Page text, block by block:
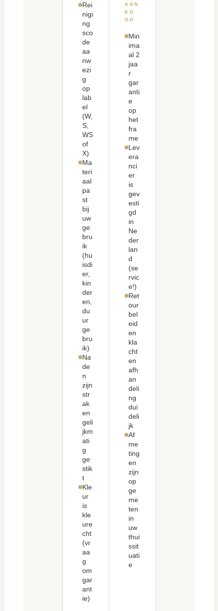
Rei
nigi
ng
sco
de
aa
nw
ezi
g
op
lab
el
(W,
S,
WS
of
X)
Ma
teri
aal
pa
st
bij
uw
ge
bru
ik
(hu
isdi
er,
kin
der
en,
du
ur
ge
bru
ik)
Na
de
n
zijn
str
ak
en
geli
jkm
ati
g
ge
stik
t
Kle
ur
is
kle
ure
cht
(vr
aa
g
om
gar
ant
ie)
AAN
KO
OP
Min
ima
al 2
jaa
r
gar
anti
e
op
het
fra
me
Lev
era
nci
er
is
gev
esti
gd
in
Ne
der
lan
d
(se
rvic
e!)
Ret
our
bel
eid
en
kla
cht
en
afh
an
deli
ng
dui
deli
jk
Af
me
ting
en
zijn
op
ge
me
ten
in
uw
thui
ssit
uati
e